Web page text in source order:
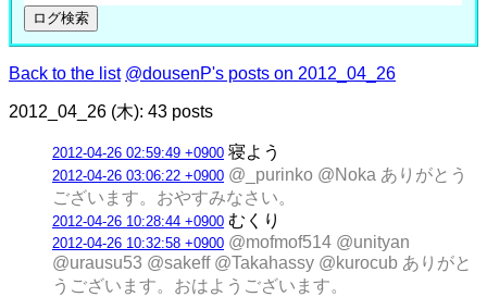
Back to the list @dousenP's posts on 2012_04_26
2012_04_26 (木): 43 posts
2012-04-26 02:59:49 +0900 寝よう
2012-04-26 03:06:22 +0900 @_purinko @Noka ありがとう
ございます。おやすみなさい。
2012-04-26 10:28:44 +0900 むくり
2012-04-26 10:32:58 +0900 @mofmof514 @unityan
@urausu53 @sakeff @Takahassy @kurocub ありがと
うございます。おはようございます。